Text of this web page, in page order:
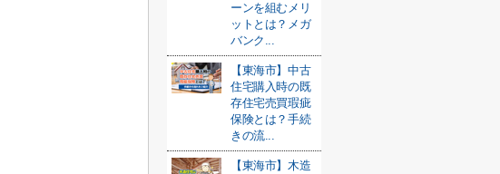
ーンを組むメリ
ットとは？メガ
バンク...
【東海市】中古
住宅購入時の既
存住宅売買瑕疵
保険とは？手続
きの流...
【東海市】木造